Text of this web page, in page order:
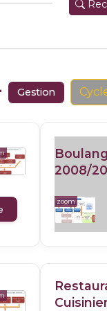
Gestion
2008/
zoom